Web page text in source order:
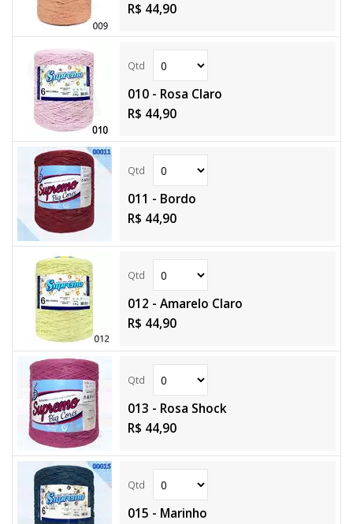
R$ 44,90
010 - Rosa Claro
R$ 44,90
011 - Bordo
R$ 44,90
012 - Amarelo Claro
R$ 44,90
013 - Rosa Shock
R$ 44,90
015 - Marinho